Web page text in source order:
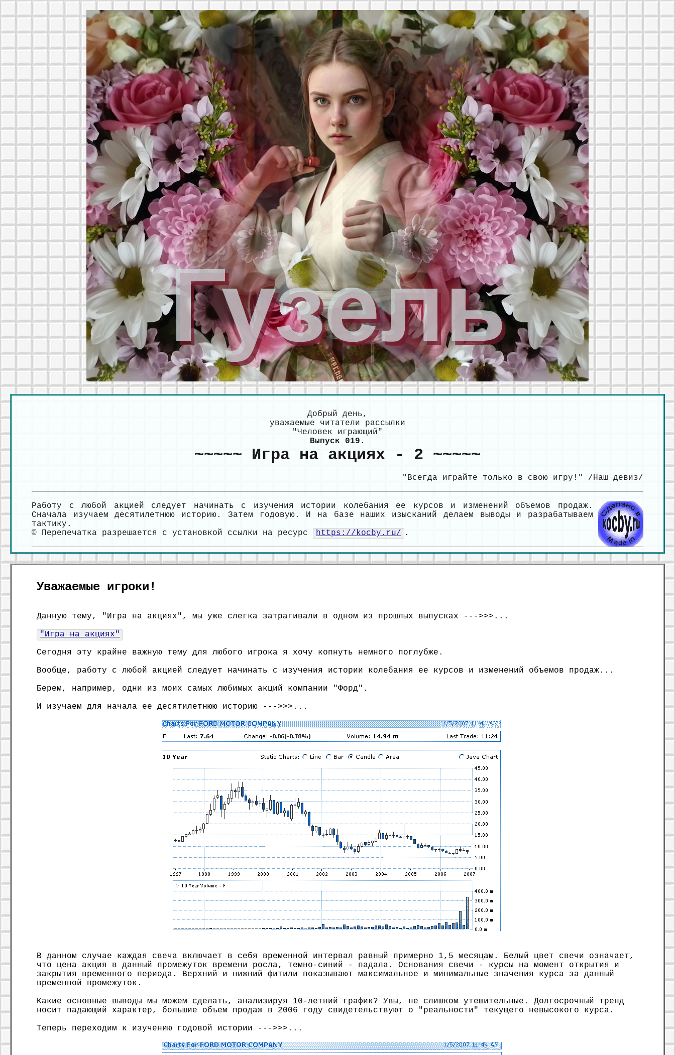
Добрый день,
уважаемые читатели рассылки
"Человек играющий"
Выпуск 019.
~~~~~ Игра на акциях - 2 ~~~~~
"Всегда играйте только в свою игру!" /Наш девиз/
Работу с любой акцией следует начинать с изучения истории колебания ее курсов и изменений объемов продаж.
Сначала изучаем десятилетнюю историю. Затем годовую. И на базе наших изысканий делаем выводы и разрабатываем
тактику.
© Перепечатка разрешается с установкой ссылки на ресурс
https://kocby.ru/ .
Уважаемые игроки!
Данную тему, "Игра на акциях", мы уже слегка затрагивали в одном из прошлых выпусках --->>>...
"Игра на акциях"
Сегодня эту крайне важную тему для любого игрока я хочу копнуть немного поглубже.
Вообще, работу с любой акцией следует начинать с изучения истории колебания ее курсов и изменений объемов продаж...
Берем, например, одни из моих самых любимых акций компании "Форд".
И изучаем для начала ее десятилетнюю историю --->>>...
В данном случае каждая свеча включает в себя временной интервал равный примерно 1,5 месяцам. Белый цвет свечи означает,
что цена акция в данный промежуток времени росла, темно-синий - падала. Основания свечи - курсы на момент открытия и
закрытия временного периода. Верхний и нижний фитили показывают максимальное и минимальные значения курса за данный
временной промежуток.
Какие основные выводы мы можем сделать, анализируя 10-летний график? Увы, не слишком утешительные. Долгосрочный тренд
носит падающий характер, большие объем продаж в 2006 году свидетельствуют о "реальности" текущего невысокого курса.
Теперь переходим к изучению годовой истории --->>>...